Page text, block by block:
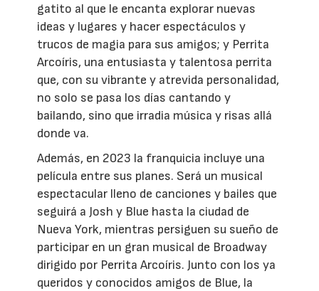
gatito al que le encanta explorar nuevas
ideas y lugares y hacer espectáculos y
trucos de magia para sus amigos; y Perrita
Arcoíris, una entusiasta y talentosa perrita
que, con su vibrante y atrevida personalidad,
no solo se pasa los días cantando y
bailando, sino que irradia música y risas allá
donde va.
Además, en 2023 la franquicia incluye una
película entre sus planes. Será un musical
espectacular lleno de canciones y bailes que
seguirá a Josh y Blue hasta la ciudad de
Nueva York, mientras persiguen su sueño de
participar en un gran musical de Broadway
dirigido por Perrita Arcoíris. Junto con los ya
queridos y conocidos amigos de Blue, la